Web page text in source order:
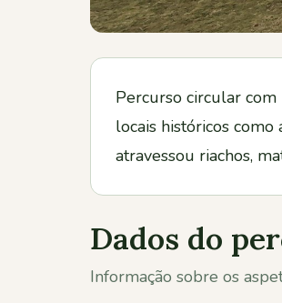
Percurso circular
locais históricos como
atravessou riachos,
Dados do
Informação sobre os